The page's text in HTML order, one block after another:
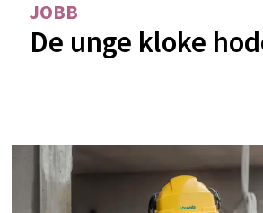
JOBB
De unge kloke